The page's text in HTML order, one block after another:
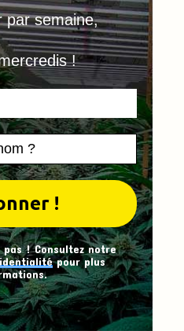
par semaine,
!
pas ! Consultez notre
pour plus